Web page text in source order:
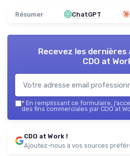
Résumer ChatGPT
Recevez les
CDO at
* En remplissant ce formulaire,
des fins commerciales par CDO at
CDO at Work !
Ajoutez-nous à vos sources